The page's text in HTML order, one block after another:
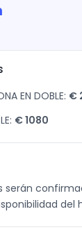
EN DOBLE: €
€ 1080
serán
del